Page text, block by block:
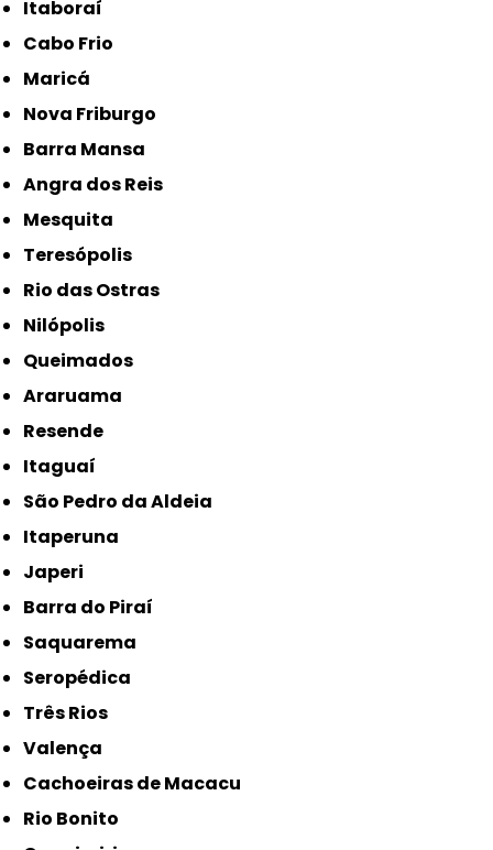
Itaboraí
Cabo Frio
Maricá
Nova Friburgo
Barra Mansa
Angra dos Reis
Mesquita
Teresópolis
Rio das Ostras
Nilópolis
Queimados
Araruama
Resende
Itaguaí
São Pedro da Aldeia
Itaperuna
Japeri
Barra do Piraí
Saquarema
Seropédica
Três Rios
Valença
Cachoeiras de Macacu
Rio Bonito